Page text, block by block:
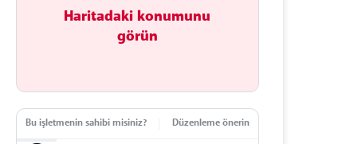
Haritadaki konumunu
görün
Bu işletmenin sahibi misiniz? Düzenleme önerin